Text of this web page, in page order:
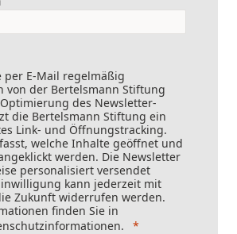
per E-Mail regelmäßig
von der Bertelsmann Stiftung
des Newsletter-
die Bertelsmann Stiftung ein
Link- und Öffnungstracking.
welche Inhalte geöffnet und
werden. Die Newsletter
personalisiert versendet
kann jederzeit mit
Zukunft widerrufen werden.
finden Sie in
.